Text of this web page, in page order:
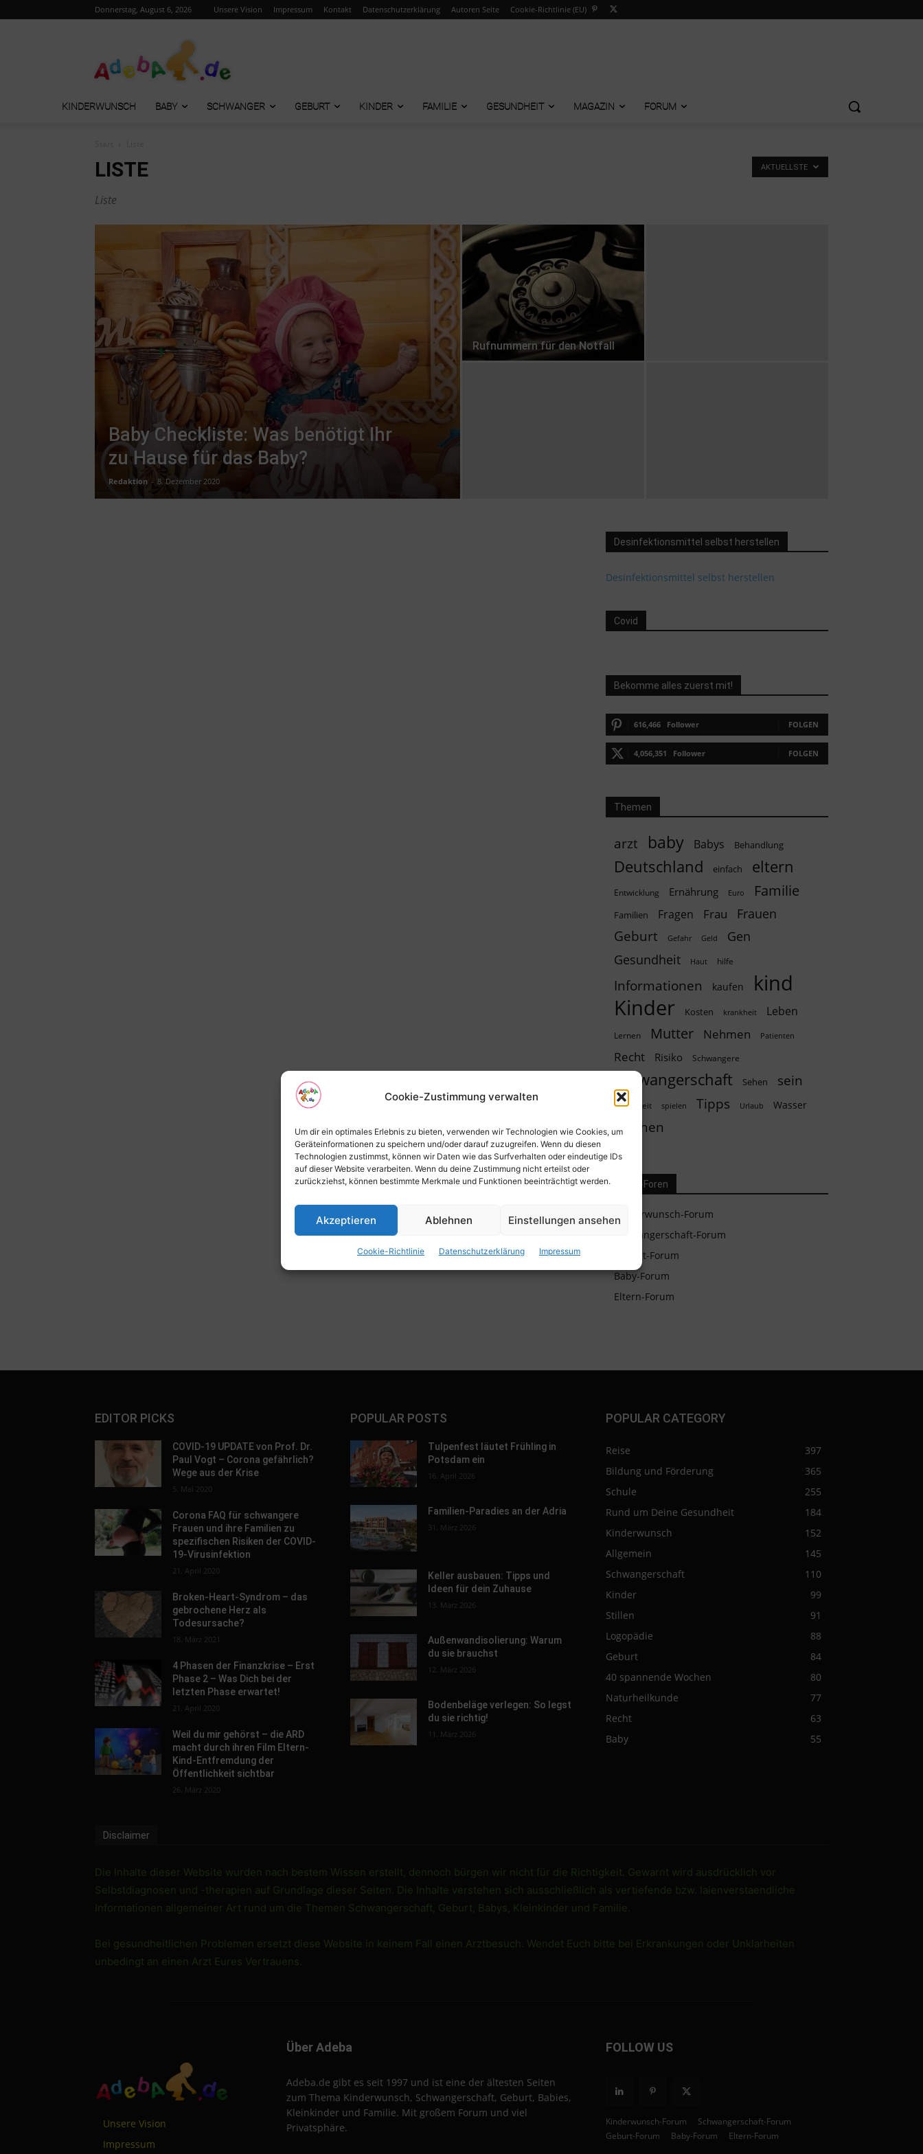
Cookie-Zustimmung verwalten
Um dir ein optimales Erlebnis zu bieten, verwenden wir Technologien wie Cookies, um
Geräteinformationen zu speichern und/oder darauf zuzugreifen. Wenn du diesen
Technologien zustimmst, können wir Daten wie das Surfverhalten oder eindeutige IDs
auf dieser Website verarbeiten. Wenn du deine Zustimmung nicht erteilst oder
zurückziehst, können bestimmte Merkmale und Funktionen beeinträchtigt werden.
Akzeptieren Ablehnen Einstellungen ansehen
Cookie-Richtlinie Datenschutzerklärung Impressum
Donnerstag, August 6, 2026 Unsere Vision Impressum Kontakt Datenschutzerklärung Autoren Seite Cookie-Richtlinie (EU)
KINDERWUNSCH BABY SCHWANGER GEBURT KINDER FAMILIE GESUNDHEIT MAGAZIN FORUM
LISTE
Liste
AKTUELLSTE
Baby Checkliste: Was benötigt Ihr
zu Hause für das Baby?
Redaktion - 8. Dezember 2020
Rufnummern für den Notfall
Desinfektionsmittel selbst herstellen
Desinfektionsmittel selbst herstellen
Covid
Bekomme alles zuerst mit!
616,466 Follower FOLGEN
4,056,351 Follower FOLGEN
Themen
arzt baby Babys Behandlung
Deutschland einfach eltern
Entwicklung Ernährung Euro Familie
Familien Fragen Frau Frauen
Geburt Gefahr Geld
Gen
Gesundheit
Haut hilfe
Informationen kaufen kind
Kinder Kosten krankheit Leben
Lernen Mutter Nehmen Patienten
Recht Risiko Schwangere
schwangerschaft Sehen sein
sicherheit spielen Tipps Urlaub Wasser
Wochen
Eltern-Foren
Kinderwunsch-Forum
Schwangerschaft-Forum
Geburt-Forum
Baby-Forum
Eltern-Forum
EDITOR PICKS
COVID-19 UPDATE von Prof. Dr.
Paul Vogt – Corona gefährlich?
Wege aus der Krise
5. Mai 2020
Corona FAQ für schwangere
Frauen und ihre Familien zu
spezifischen Risiken der COVID-
19-Virusinfektion
21. April 2020
Broken-Heart-Syndrom – das
gebrochene Herz als
Todesursache?
18. März 2021
4 Phasen der Finanzkrise – Erst
Phase 2 – Was Dich bei der
letzten Phase erwartet!
21. April 2020
Weil du mir gehörst – die ARD
macht durch ihren Film Eltern-
Kind-Entfremdung der
Öffentlichkeit sichtbar
26. März 2020
POPULAR POSTS
Tulpenfest läutet Frühling in
Potsdam ein
16. April 2026
Familien-Paradies an der Adria
31. März 2026
Keller ausbauen: Tipps und
Ideen für dein Zuhause
13. März 2026
Außenwandisolierung: Warum
du sie brauchst
12. März 2026
Bodenbeläge verlegen: So legst
du sie richtig!
11. März 2026
POPULAR CATEGORY
Reise
397
Bildung und Förderung
365
Schule
255
Rund um Deine Gesundheit
184
Kinderwunsch
152
Allgemein
145
Schwangerschaft
110
Kinder
99
Stillen
91
Logopädie
88
Geburt
84
40 spannende Wochen
80
Naturheilkunde
77
Recht
63
Baby
55
Disclaimer
Die Inhalte dieser Website wurden nach bestem Wissen erstellt, dennoch bürgen wir nicht für die Richtigkeit. Gewarnt wird ausdrücklich vor
Selbstdiagnosen und -therapien auf Grundlage dieser Seiten. Die Inhalte verstehen sich ausschließlich als vertiefende bzw. laienverstaendliche
Informationen allgemeiner Art rund um die Themen Schwangerschaft, Geburt, Babys, Kleinkinder und Familie.
Bei gesundheitlichen Problemen ersetzt diese Website in keinem Fall einen Arztbesuch. Wendet Euch bitte bei Erkrankungen oder Unklarheiten
unbedingt an einen Arzt Eures Vertrauens.
Unsere Vision
Impressum
Über Adeba
Adeba.de gibt es seit 1997 und ist eine der ältesten Seiten
zum Thema Kinderwunsch, Schwangerschaft, Geburt, Babies,
Kleinkinder und Familie. Mit großem Forum und viel
Privatsphäre.
FOLLOW US
Kinderwunsch-Forum
Schwangerschaft-Forum
Geburt-Forum
Baby-Forum Eltern-Forum